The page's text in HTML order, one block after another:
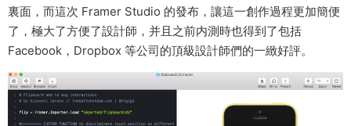
裏面，而這次 Framer Studio 的發布，讓這一創作過程更加簡便
了，極大了方便了設計師，并且之前内測時也得到了包括
Facebook，Dropbox 等公司的頂級設計師們的一緻好評。